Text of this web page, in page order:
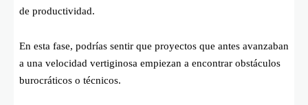
de productividad.
En esta fase, podrías sentir que proyectos que antes avanzaban
a una velocidad vertiginosa empiezan a encontrar obstáculos
burocráticos o técnicos.